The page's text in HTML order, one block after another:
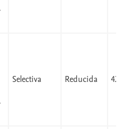
Selectiva Reducida 42,07